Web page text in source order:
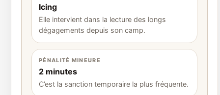
Icing
Elle intervient dans la lecture des longs
dégagements depuis son camp.
PÉNALITÉ MINEURE
2 minutes
C’est la sanction temporaire la plus fréquente.